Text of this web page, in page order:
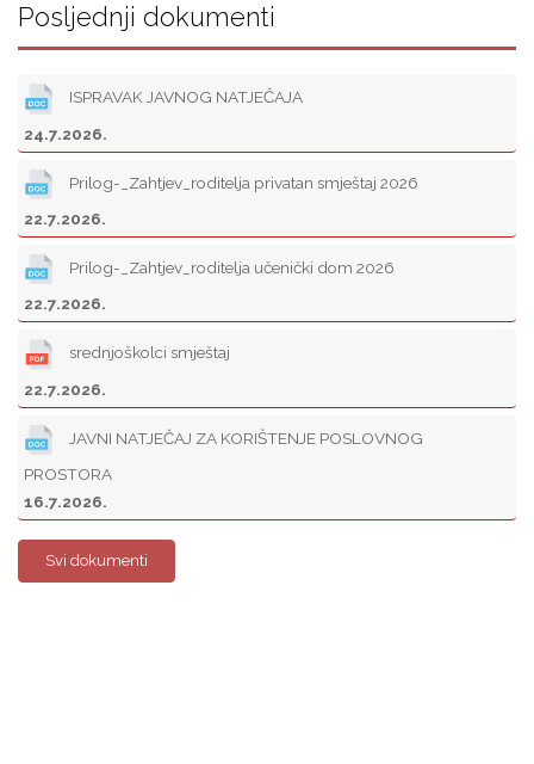
Posljednji dokumenti
ISPRAVAK JAVNOG NATJEČAJA
24.7.2026.
Prilog-_Zahtjev_roditelja privatan smještaj 2026
22.7.2026.
Prilog-_Zahtjev_roditelja učenički dom 2026
22.7.2026.
srednjoškolci smještaj
22.7.2026.
JAVNI NATJEČAJ ZA KORIŠTENJE POSLOVNOG
PROSTORA
16.7.2026.
Svi dokumenti